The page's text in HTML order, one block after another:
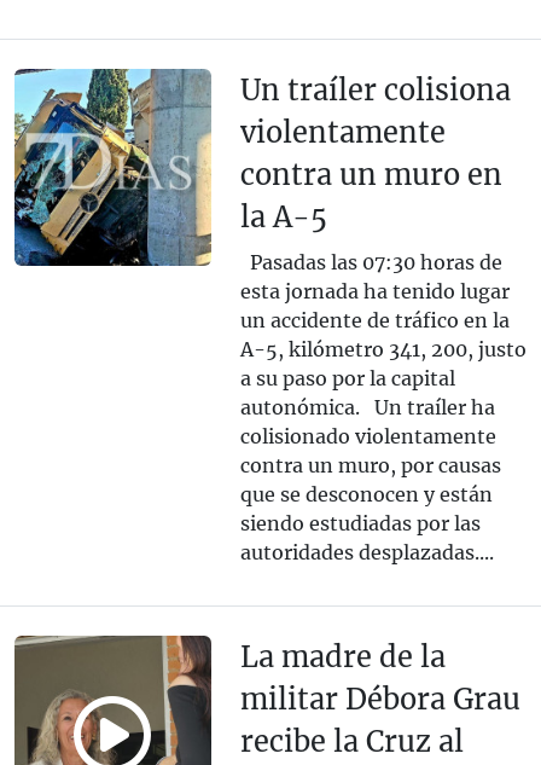
Un traíler colisiona
violentamente
contra un muro en
la A-5
Pasadas las 07:30 horas de
esta jornada ha tenido lugar
un accidente de tráfico en la
A-5, kilómetro 341, 200, justo
a su paso por la capital
autonómica. Un traíler ha
colisionado violentamente
contra un muro, por causas
que se desconocen y están
siendo estudiadas por las
autoridades desplazadas....
La madre de la
militar Débora Grau
recibe la Cruz al